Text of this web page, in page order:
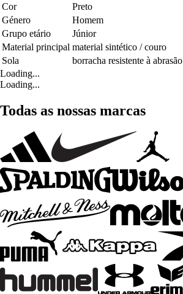
Cor
Preto
Género
Homem
Grupo etário
Júnior
Material principal material sintético / couro
Sola
borracha resistente à abrasão
Loading...
Loading...
Todas as nossas marcas